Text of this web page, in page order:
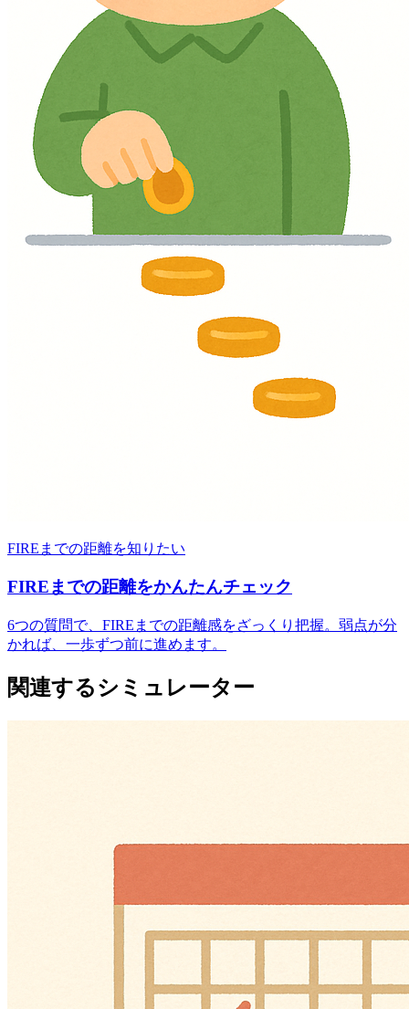
FIREまでの距離を知りたい
FIREまでの距離をかんたんチェック
6つの質問で、FIREまでの距離感をざっくり把握。弱点が分
かれば、一歩ずつ前に進めます。
関連するシミュレーター